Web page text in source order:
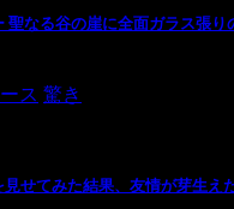
聖なる谷の崖に全面ガラス張り
ス 驚き
見せてみた結果、友情が芽生え